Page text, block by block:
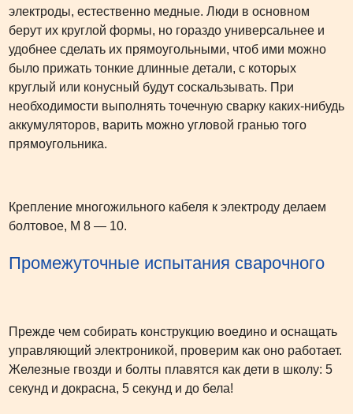
электроды, естественно медные. Люди в основном
берут их круглой формы, но гораздо универсальнее и
удобнее сделать их прямоугольными, чтоб ими можно
было прижать тонкие длинные детали, с которых
круглый или конусный будут соскальзывать. При
необходимости выполнять точечную сварку каких-нибудь
аккумуляторов, варить можно угловой гранью того
прямоугольника.
Крепление многожильного кабеля к электроду делаем
болтовое, М 8 — 10.
Промежуточные испытания сварочного
Прежде чем собирать конструкцию воедино и оснащать
управляющий электроникой, проверим как оно работает.
Железные гвозди и болты плавятся как дети в школу: 5
секунд и докрасна, 5 секунд и до бела!